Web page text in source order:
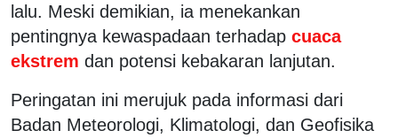
lalu. Meski demikian, ia menekankan
pentingnya kewaspadaan terhadap cuaca
ekstrem dan potensi kebakaran lanjutan.
Peringatan ini merujuk pada informasi dari
Badan Meteorologi, Klimatologi, dan Geofisika